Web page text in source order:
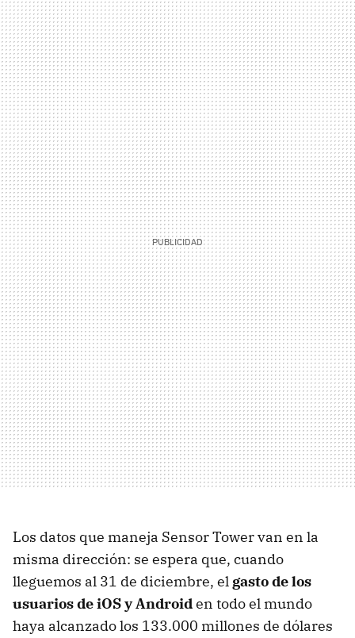
Los datos que maneja Sensor Tower van en la
misma dirección: se espera que, cuando
lleguemos al 31 de diciembre, el gasto de los
usuarios de iOS y Androiden todo el mundo
haya alcanzado los 133.000 millones de dólares